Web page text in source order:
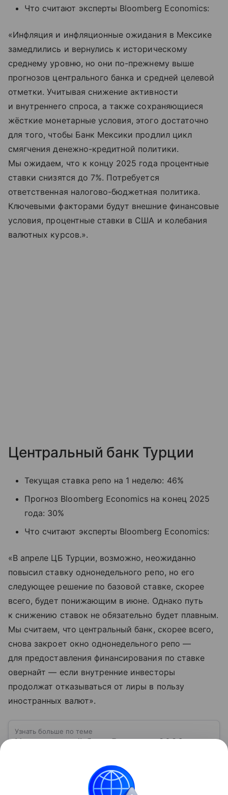
Что считают эксперты Bloomberg Economics:
«Инфляция и инфляционные ожидания в Мексике
замедлились и вернулись к историческому
среднему уровню, но они по-прежнему выше
прогнозов центрального банка и средней целевой
отметки. Учитывая снижение активности
и внутреннего спроса, а также сохраняющиеся
жёсткие монетарные условия, этого достаточно
для того, чтобы Банк Мексики продлил цикл
смягчения денежно-кредитной политики.
Мы ожидаем, что к концу 2025 года процентные
ставки снизятся до 7%. Потребуется
ответственная налогово-бюджетная политика.
Ключевыми факторами будут внешние финансовые
условия, процентные ставки в США и колебания
валютных курсов.».
Центральный банк Турции
Текущая ставка репо на 1 неделю: 46%
Прогноз Bloomberg Economics на конец 2025
года: 30%
Что считают эксперты Bloomberg Economics:
«В апреле ЦБ Турции, возможно, неожиданно
повысил ставку однонедельного репо, но его
следующее решение по базовой ставке, скорее
всего, будет понижающим в июне. Однако путь
к снижению ставок не обязательно будет плавным.
Мы считаем, что центральный банк, скорее всего,
снова закроет окно однонедельного репо —
для предоставления финансирования по ставке
овернайт — если внутренние инвесторы
продолжат отказываться от лиры в пользу
иностранных валют».
Узнать больше по теме
Центральный банк России в 2026 году:
Главное финансовое учреждение нашей страны —
Центральный банк России. Именно он определяет